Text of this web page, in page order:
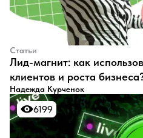
Статьи
Лид-магнит: как
клиентов и роста
Надежда Курченок
6199
6199